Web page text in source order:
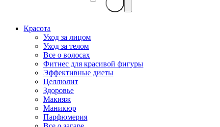
Красота
Уход за лицом
Уход за телом
Все о волосах
Фитнес для красивой фигуры
Эффективные диеты
Целлюлит
Здоровье
Макияж
Маникюр
Парфюмерия